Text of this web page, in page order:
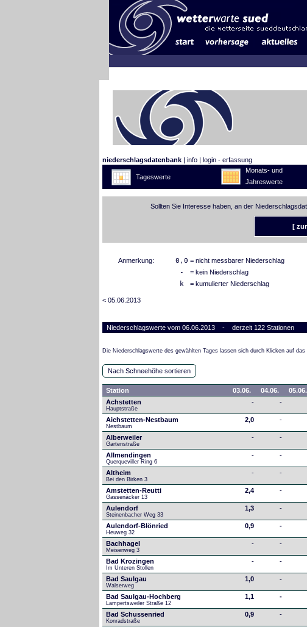
niederschlagsdatenbank | info | login - erfassung
Tageswerte
Monats- und
Jahreswerte
Sollten Sie Interesse haben, an der
[
Anmerkung: 0,0 = nicht messbarer Niederschlag
- = kein Niederschlag
k = kumulierter Niederschlag
< 05.06.2013
Niederschlagswerte vom 06.06.2013 - derzeit 122 Stationen
Die Niederschlagswerte des gewählten Tages lassen sich durch Klicken auf das
Nach Schneehöhe sortieren
Station 03.06. 04.06. 05.06.
Achstetten
Hauptstraße
- -
Aichstetten-Nestbaum
Nestbaum
2,0 -
Alberweiler
Gartenstraße
- -
Allmendingen
Querqueviller Ring 6
- -
Altheim
Bei den Birken 3
- -
Amstetten-Reutti
Gassenäcker 13
2,4 -
Aulendorf
Steinenbacher Weg 33
1,3 -
Aulendorf-Blönried
Heuweg 32
0,9 -
Bachhagel
Meisenweg 3
- -
Bad Krozingen
Im Unteren Stollen
- -
Bad Saulgau
Walserweg
1,0 -
Bad Saulgau-Hochberg
Lampertsweiler Straße 12
1,1 -
Bad Schussenried
Konradstraße
0,9 -